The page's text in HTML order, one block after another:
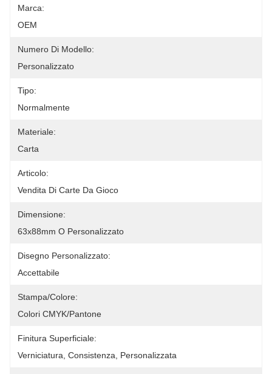
Marca:
OEM
Numero Di Modello:
Personalizzato
Tipo:
Normalmente
Materiale:
Carta
Articolo:
Vendita Di Carte Da Gioco
Dimensione:
63x88mm O Personalizzato
Disegno Personalizzato:
Accettabile
Stampa/colore:
Colori CMYK/Pantone
Finitura Superficiale:
Verniciatura, Consistenza, Personalizzata